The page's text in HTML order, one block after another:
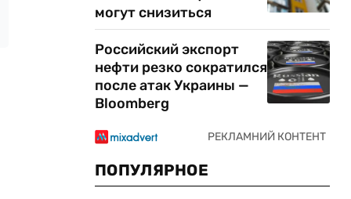
могут снизиться
Российский экспорт
нефти резко сократился
после атак Украины —
Bloomberg
ПОПУЛЯРНОЕ